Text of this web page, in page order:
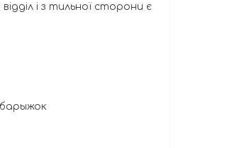
і з тильної сторони є
барыжок